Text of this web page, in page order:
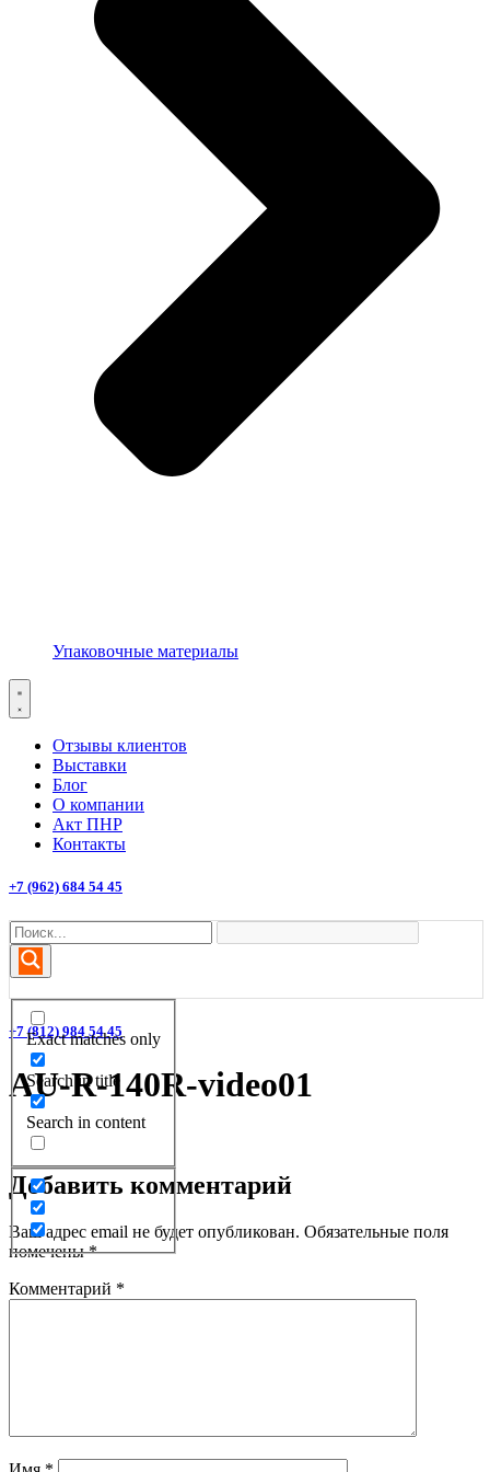
Упаковочные материалы
Отзывы клиентов
Выставки
Блог
О компании
Акт ПНР
Контакты
+7 (962) 684 54 45
Exact matches only
Search in title
Search in content
+7 (812) 984 54 45
AU-R-140R-video01
Добавить комментарий
Ваш адрес email не будет опубликован. Обязательные поля
помечены*
Комментарий *